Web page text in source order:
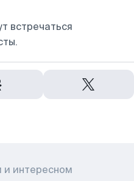
встречаться
и интересном